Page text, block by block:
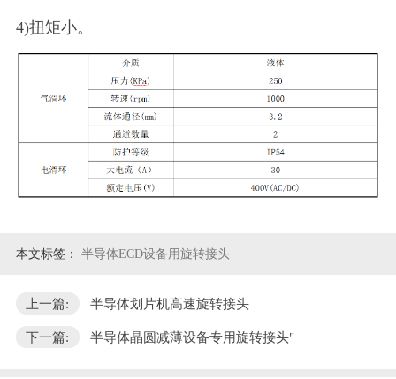
4)扭矩小。
本文标签： 半导体ECD设备用旋转接头
上一篇: 半导体划片机高速旋转接头
下一篇: 半导体晶圆减薄设备专用旋转接头"